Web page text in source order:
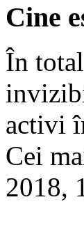
Cine
În
activi
Cei
2018,